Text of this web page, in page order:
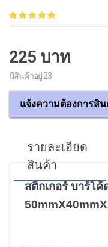
225 บาท
มีสินค้าอยู่ 23
แจ้งความต้องการสิ
รายละเอียด
สินค้า
สติกเกอร์ บาร์โ